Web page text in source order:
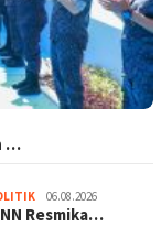
…
06.08.2026
Resmika…